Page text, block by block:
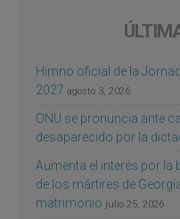
Himno oficial de la
2027 agosto 3, 2026
ONU se pronuncia ante
desaparecido por la
Aumenta el interés por la
de los mártires de
matrimonio julio 25, 2026